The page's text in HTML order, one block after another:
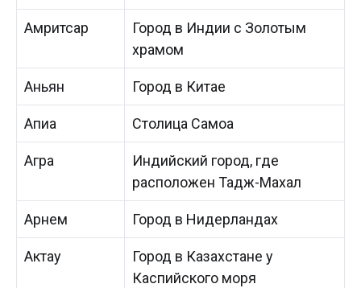
Амритсар
Город в Индии с Золотым
храмом
Аньян Город в Китае
Апиа Столица Самоа
Агра
Индийский город, где
расположен Тадж-Махал
Арнем Город в Нидерландах
Актау
Город в Казахстане у
Каспийского моря